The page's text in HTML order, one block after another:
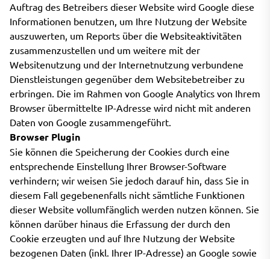
Auftrag des Betreibers dieser Website wird Google diese
Informationen benutzen, um Ihre Nutzung der Website
auszuwerten, um Reports über die Websiteaktivitäten
zusammenzustellen und um weitere mit der
Websitenutzung und der Internetnutzung verbundene
Dienstleistungen gegenüber dem Websitebetreiber zu
erbringen. Die im Rahmen von Google Analytics von Ihrem
Browser übermittelte IP-Adresse wird nicht mit anderen
Daten von Google zusammengeführt.
Browser Plugin
Sie können die Speicherung der Cookies durch eine
entsprechende Einstellung Ihrer Browser-Software
verhindern; wir weisen Sie jedoch darauf hin, dass Sie in
diesem Fall gegebenenfalls nicht sämtliche Funktionen
dieser Website vollumfänglich werden nutzen können. Sie
können darüber hinaus die Erfassung der durch den
Cookie erzeugten und auf Ihre Nutzung der Website
bezogenen Daten (inkl. Ihrer IP-Adresse) an Google sowie